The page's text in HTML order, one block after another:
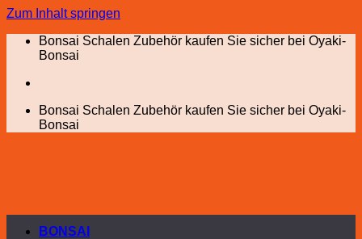
Zum Inhalt springen
Bonsai Schalen Zubehör kaufen Sie sicher bei Oyaki-
Bonsai
Bonsai Schalen Zubehör kaufen Sie sicher bei Oyaki-
Bonsai
BONSAI